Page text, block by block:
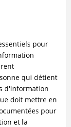
pour
qui détient
d'information
doit mettre en
pour
et la